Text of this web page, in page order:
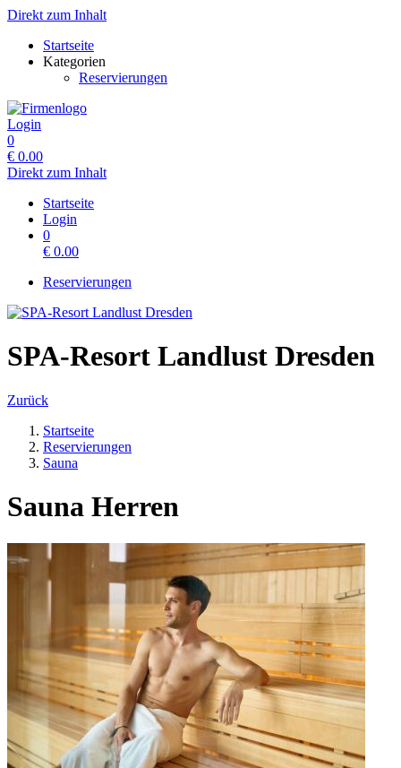
Direkt zum Inhalt
Startseite
Kategorien
Reservierungen
Login
0
€ 0.00
Direkt zum Inhalt
Startseite
Login
0
€ 0.00
Reservierungen
SPA-Resort Landlust Dresden
Zurück
Startseite
Reservierungen
Sauna
Sauna Herren